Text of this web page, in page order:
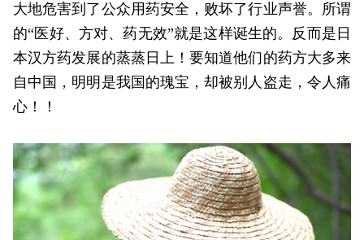
大地危害到了公众用药安全，败坏了行业声誉。所谓
的“医好、方对、药无效”就是这样诞生的。反而是日
本汉方药发展的蒸蒸日上！要知道他们的药方大多来
自中国，明明是我国的瑰宝，却被别人盗走，令人痛
心！！